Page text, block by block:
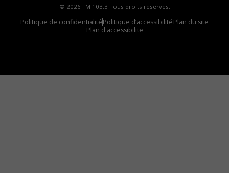
© 2026 FM 103,3 Tous droits réservés.
Politique de confidentialitéPolitique d’accessibilitéPlan du site
Plan d'accessibilite